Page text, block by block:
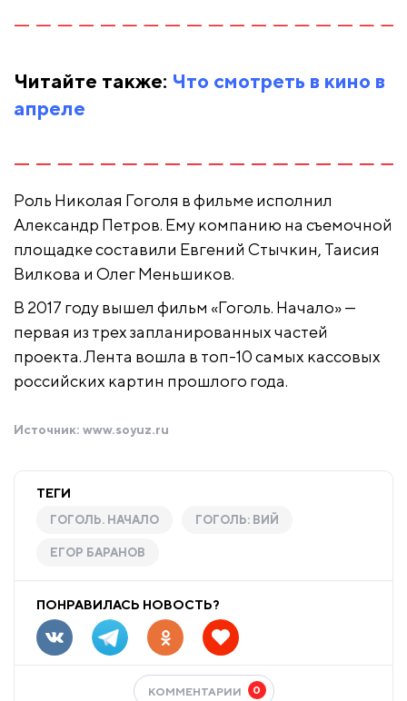
Читайте также: Что смотреть в кино в
апреле
Роль Николая Гоголя в фильме исполнил
Александр Петров. Ему компанию на съемочной
площадке составили Евгений Стычкин, Таисия
Вилкова и Олег Меньшиков.
В 2017 году вышел фильм «Гоголь. Начало» —
первая из трех запланированных частей
проекта. Лента вошла в топ-10 самых кассовых
российских картин прошлого года.
Источник: www.soyuz.ru
ТЕГИ
ГОГОЛЬ. НАЧАЛО ГОГОЛЬ: ВИЙ
ЕГОР БАРАНОВ
ПОНРАВИЛАСЬ НОВОСТЬ?
КОММЕНТАРИИ 0